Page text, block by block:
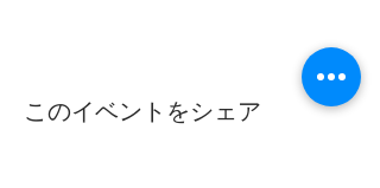
このイベントをシェア